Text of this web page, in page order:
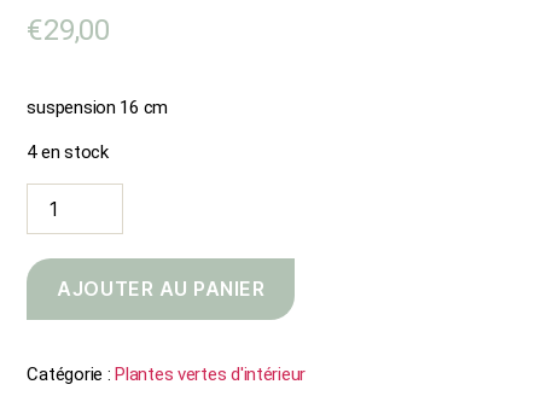
€29,00
suspension 16 cm
4 en stock
Selenicereus
AJOUTER AU PANIER
Catégorie :Plantes vertes d'intérieur